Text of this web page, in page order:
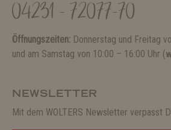
04231 - 72077-70
Öffnungszeiten: Donnerstag und Freitag
und am Samstag von 10:00 – 16:00 Uhr (
NEWSLETTER
Mit dem WOLTERS Newsletter verpasst